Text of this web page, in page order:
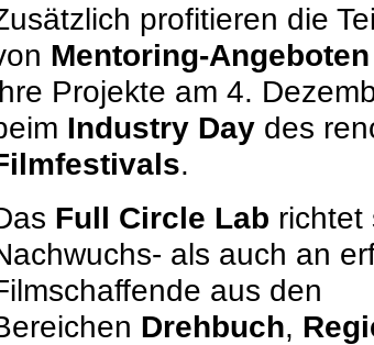
profitieren die
Mentoring-Angeboten
Projekte am 4.
Industry Day des
.
Full Circle Lab richtet
als auch an
aus den
Drehbuch,